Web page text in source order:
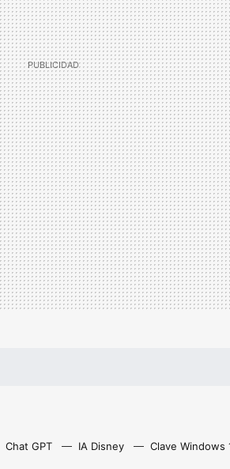
Chat GPT IA Disney Clave Windows